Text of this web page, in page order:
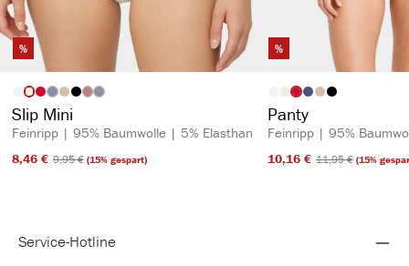
%
Artikelfarbeauswählen
(Diese Option ist zurzeit nicht verfügbar.)
(Diese Option ist zurzeit nicht verfügbar.)
(Diese Option ist zurzeit nicht verfügbar.)
Slip Mini
Feinripp | 95% Baumwolle | 5% Elasthan
8,46 €​ 9,95 €​(15% gespart)
%
Artikelfarbe
Panty
Feinripp | 95%
10,16 €​ 11,95 €​(15%
Service-Hotline